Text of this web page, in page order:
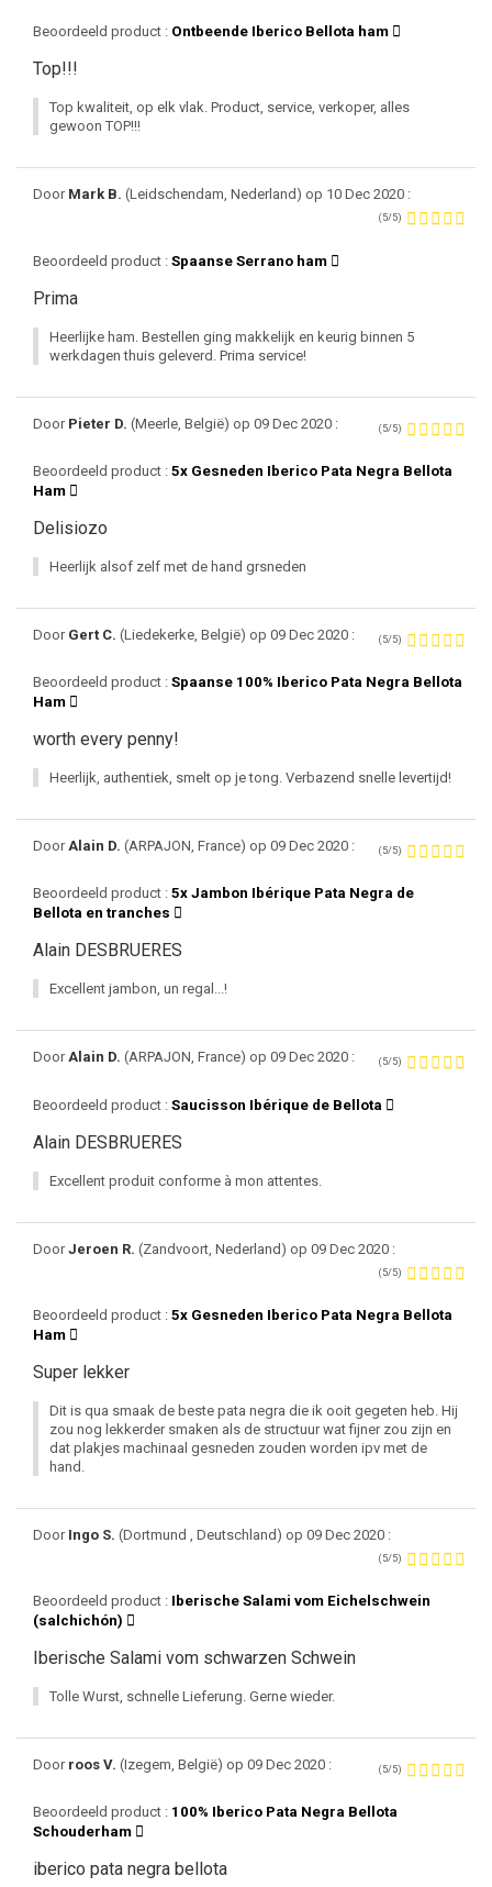
Beoordeeld product : Ontbeende Iberico Bellota ham
Top!!!
Top kwaliteit, op elk vlak. Product, service, verkoper, alles
gewoon TOP!!!
Door Mark B. (Leidschendam, Nederland) op 10 Dec 2020 :
(5/5)
Beoordeeld product : Spaanse Serrano ham
Prima
Heerlijke ham. Bestellen ging makkelijk en keurig binnen 5
werkdagen thuis geleverd. Prima service!
Door Pieter D. (Meerle, België) op 09 Dec 2020 : (5/5)
Beoordeeld product : 5x Gesneden Iberico Pata Negra Bellota
Ham
Delisiozo
Heerlijk alsof zelf met de hand grsneden
Door Gert C. (Liedekerke, België) op 09 Dec 2020 : (5/5)
Beoordeeld product : Spaanse 100% Iberico Pata Negra Bellota
Ham
worth every penny!
Heerlijk, authentiek, smelt op je tong. Verbazend snelle levertijd!
DoorAlain D. (ARPAJON, France) op 09 Dec 2020 : (5/5)
Beoordeeld product : 5x Jambon Ibérique Pata Negra de
Bellota en tranches
Alain DESBRUERES
Excellent jambon, un regal...!
DoorAlain D. (ARPAJON, France) op 09 Dec 2020 : (5/5)
Beoordeeld product : Saucisson Ibérique de Bellota
Alain DESBRUERES
Excellent produit conforme à mon attentes.
DoorJeroen R. (Zandvoort, Nederland) op 09 Dec 2020 :
(5/5)
Beoordeeld product : 5x Gesneden Iberico Pata Negra Bellota
Ham
Super lekker
Dit is qua smaak de beste pata negra die ik ooit gegeten heb. Hij
zou nog lekkerder smaken als de structuur wat fijner zou zijn en
dat plakjes machinaal gesneden zouden worden ipv met de
hand.
Door Ingo S. (Dortmund , Deutschland) op 09 Dec 2020 :
(5/5)
Beoordeeld product : Iberische Salami vom Eichelschwein
(salchichón)
Iberische Salami vom schwarzen Schwein
Tolle Wurst, schnelle Lieferung. Gerne wieder.
Door roos V. (Izegem, België) op 09 Dec 2020 : (5/5)
Beoordeeld product : 100% Iberico Pata Negra Bellota
Schouderham
iberico pata negra bellota